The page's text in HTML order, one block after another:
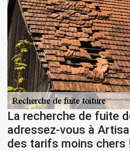
La recherche de fuite
adressez-vous à
des tarifs moins chers